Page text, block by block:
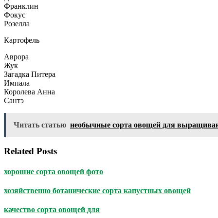
Франклин
Фокус
Розелла
Картофель
Аврора
Жук
Загадка Питера
Импала
Королева Анна
Сантэ
Читать статью необычные сорта овощей для
Related Posts
хорошие сорта овощей фото
хозяйственно ботанические сорта капустных овощей
качество сорта овощей для